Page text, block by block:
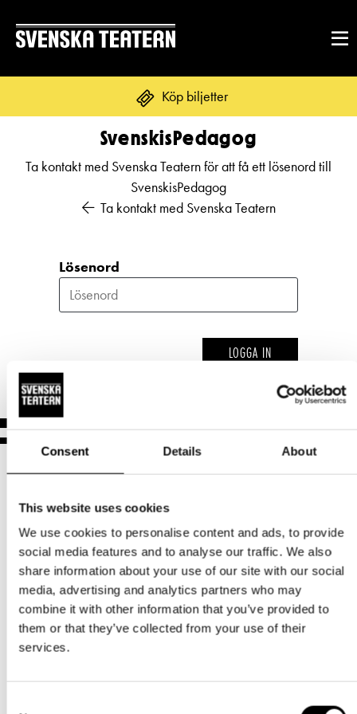
Consent Details About
This website uses cookies
We use cookies to personalise content and ads, to provide
social media features and to analyse our traffic. We also
share information about your use of our site with our social
media, advertising and analytics partners who may
combine it with other information that you’ve provided to
them or that they’ve collected from your use of their
services.
Köp biljetter
REPERTOAR & BILJETTER
Kundtjänst
Biljetter
Presentkort
Mat & dryck
Publikarbete
Tillgänglighet
Frågor & svar
GRUPPER & FÖRETAG
Grupper & teaterombud
Företag
Guidning
Teaterns verksamhet
Ensemble
Historia
Kontaktuppgifter
Press
Jobba hos oss
Nyhetsbrev
Svenska Teatern Live
LOGGA IN
SvenskisPedagog
Ta kontakt med Svenska Teatern för att få ett lösenord till
SvenskisPedagog
Ta kontakt med Svenska Teatern
Lösenord
LOGGA IN
Norra esplanaden 2
00130 Helsingfors
Växel och reception
må-fr kl. 9-16
info@svenskateatern.fi